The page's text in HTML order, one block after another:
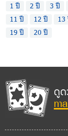
1 ปี 2 ปี 3 ปี
11 ปี
12 ปี 13
19 ปี
20 ปี
ดู